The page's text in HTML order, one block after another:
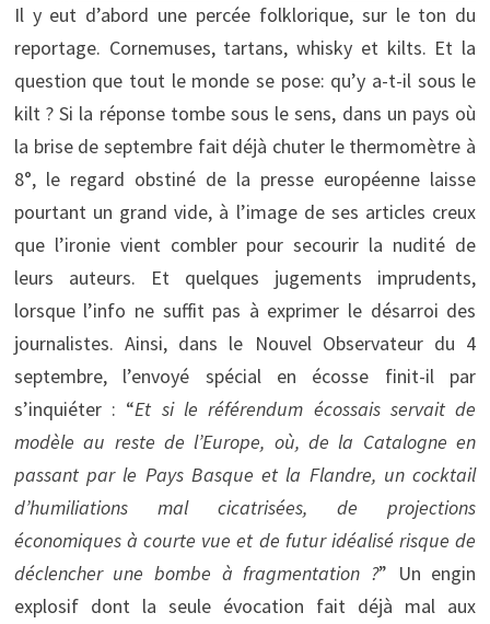
Il y eut d’abord une percée folklorique, sur le ton du
reportage. Cornemuses, tartans, whisky et kilts. Et la
question que tout le monde se pose: qu’y a-t-il sous le
kilt ? Si la réponse tombe sous le sens, dans un pays où
la brise de septembre fait déjà chuter le thermomètre à
8°, le regard obstiné de la presse européenne laisse
pourtant un grand vide, à l’image de ses articles creux
que l’ironie vient combler pour secourir la nudité de
leurs auteurs. Et quelques jugements imprudents,
lorsque l’info ne suffit pas à exprimer le désarroi des
journalistes. Ainsi, dans le Nouvel Observateur du 4
septembre, l’envoyé spécial en écosse finit-il par
s’inquiéter : “Et si le référendum écossais servait de
modèle au reste de l’Europe, où, de la Catalogne en
passant par le Pays Basque et la Flandre, un cocktail
d’humiliations mal cicatrisées, de projections
économiques à courte vue et de futur idéalisé risque de
déclencher une bombe à fragmentation ?” Un engin
explosif dont la seule évocation fait déjà mal aux